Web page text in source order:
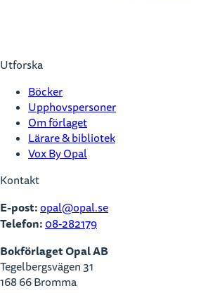
Utforska
Böcker
Upphovspersoner
Om förlaget
Lärare & bibliotek
Vox By Opal
Kontakt
E-post:opal@opal.se
Telefon:08-282179
Bokförlaget Opal AB
Tegelbergsvägen 31
168 66 Bromma